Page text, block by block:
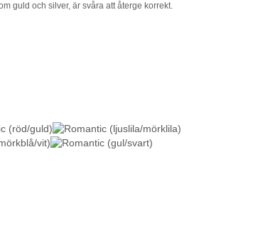
guld och silver, är svåra att återge korrekt.